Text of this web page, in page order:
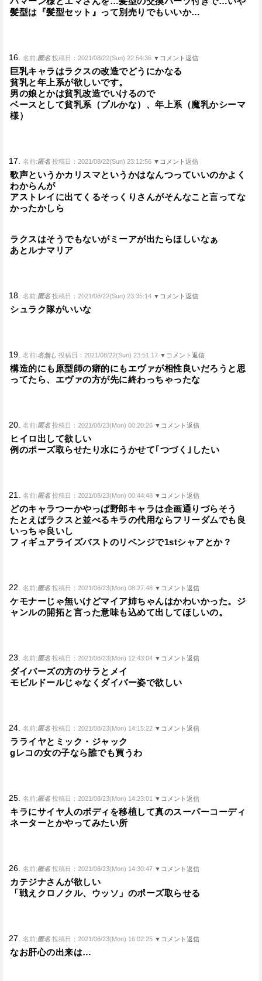
髪型は『髪型セット』って別売りでもいいか…
16. 名前:匿名 投稿日：2021/08/22(Sun) 22:54:36 ▼コメント返信
巨乳キャラはラクスの改造でどうにかなる
貧乳と年上系が欲しいです。
男の娘とかは貧乳改造でいけるので
ベースとして貧乳系（プルかな）、年上系（魔乳かシーマ
様）
17. 名前:匿名 投稿日：2021/08/22(Sun) 23:12:56 ▼コメント返信
歌声というかカリスマというかはなんつっていいのかよく
わからんが
アストレイに出てくるそっくりさんがそんなこと言ってな
かったかしら
ラクスはそうでもないがミーアが出たらほしいなぁ
あとルナマリア
18. 名前:匿名 投稿日：2021/08/22(Sun) 23:35:14 ▼コメント返信
シュラク隊がいいな
19. 名前:名無し 投稿日：2021/08/22(Sun) 23:51:17 ▼コメント返信
構造的にも原型師の癖的にもエヴァが相性良いだろうと思
ってたら、エヴァの方が先に終わっちゃったな
20. 名前:匿名 投稿日：2021/08/23(Mon) 00:20:26 ▼コメント返信
ヒイロ出して欲しい
例のポーズ取らせたり水にうかせて｢つづく｣したい
21. 名前:匿名 投稿日：2021/08/23(Mon) 00:44:48 ▼コメント返信
どのキャラつーかやっぱ野郎キャラは企画通りづらそう
たとえばラクスと並べるキラの代用ならフリーダムでも良
いっちゃ良いし
フィギュアライズバストのリベンジで1stシャアとか？
22. 名前:匿名 投稿日：2021/08/23(Mon) 08:27:48 ▼コメント返信
ケモナーじゃ無いけどマイア姉ちゃんはかわいかった。ジ
ャンルの開拓と言った意味も込めて出してほしいの。
23. 名前:匿名 投稿日：2021/08/23(Mon) 12:43:04 ▼コメント返信
ダイバーズの方のサラとメイ
モビルドールじゃなくダイバー姿で欲しい
24. 名前:匿名 投稿日：2021/08/23(Mon) 14:15:22 ▼コメント返信
ラライヤとミック・ジャック
gレコの女の子なら誰でも買うわ
25. 名前:匿名 投稿日：2021/08/23(Mon) 14:23:01 ▼コメント返信
キラにサイヤ人のボディを移植して真のスーパーコーディ
ネーターとかやってみたい所
26. 名前:匿名 投稿日：2021/08/23(Mon) 14:30:47 ▼コメント返信
カテジナさんが欲しい
「戦えクロノクル、ウッソ」のポーズ取らせる
27. 名前:匿名 投稿日：2021/08/23(Mon) 16:02:25 ▼コメント返信
なお肝心の出来は…